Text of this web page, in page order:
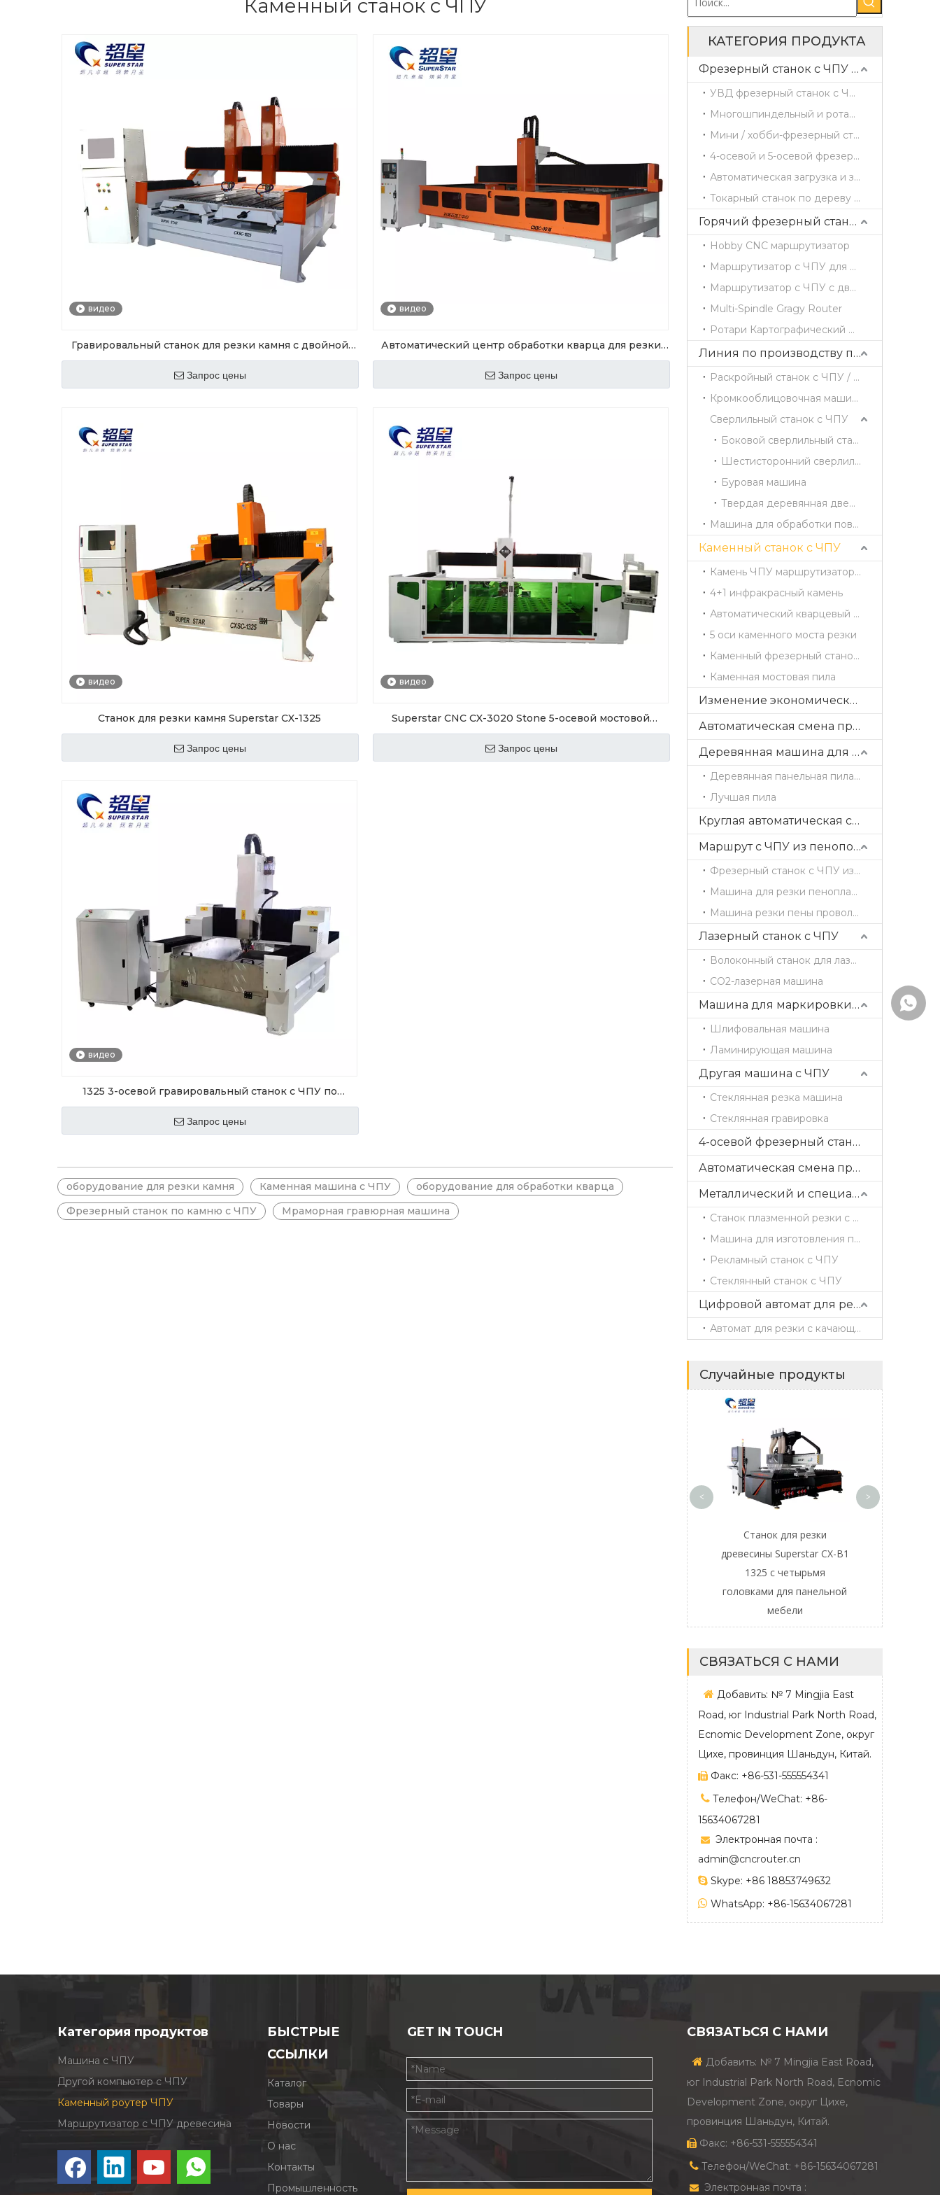
Каменный станок с ЧПУ
видео
Гравировальный станок для резки камня с двойной
головкой Superstar CX- 1325
Запрос цены
видео
Автоматический центр обработки кварца для резки
камня CXSC-3015
Запрос цены
видео
Станок для резки камня Superstar CX-1325
Запрос цены
видео
Superstar CNC CX-3020 Stone 5-осевой мостовой
станок для продажи
Запрос цены
видео
1325 3-осевой гравировальный станок с ЧПУ по
мрамору, кварцевому камню и камню
Запрос цены
оборудование для резки камня Каменная машина с ЧПУ
оборудование для обработки кварца
Фрезерный станок по камню с ЧПУ
Мраморная гравюрная машина
КАТЕГОРИЯ ПРОДУКТА
Фрезерный станок с ЧПУ по дереву
УВД фрезерный станок с ЧПУ
Многошпиндельный и ротационный фрезерный станок с ЧПУ
Мини / хобби-фрезерный станок с ЧПУ
4-осевой и 5-осевой фрезерный станок с ЧПУ
Автоматическая загрузка и загрузка маршрутизатора ЧПУ
Токарный станок по дереву с ЧПУ
Горячий фрезерный станок с ЧПУ
Hobby CNC маршрутизатор
Маршрутизатор с ЧПУ для одиночной головы
Маршрутизатор с ЧПУ с двойной головкой
Multi-Spindle Gragy Router
Ротари Картографический маршрутизатор
Линия по производству панельной мебели
Раскройный станок с ЧПУ / Станок для резки древесины
Кромкооблицовочная машина
Сверлильный станок с ЧПУ
Боковой сверлильный станок
Шестисторонний сверлильный станок
Буровая машина
Твердая деревянная дверь 4 стороны режущая машина
Машина для обработки поверхности
Каменный станок с ЧПУ
Камень ЧПУ маршрутизатор CX1325
4+1 инфракрасный камень
Автоматический кварцевый центр обработки CX3015
5 оси каменного моста резки
Каменный фрезерный станок с ЧПУ
Каменная мостовая пила
Изменение экономических прямых инструментов
Автоматическая смена прямых инструментов
Деревянная машина для резки
Деревянная панельная пила с раздвижным столом
Лучшая пила
Круглая автоматическая смена инструментов
Маршрут с ЧПУ из пенополистирола
Фрезерный станок с ЧПУ из пеноматериала / гравировальный станок
Машина для резки пенопласта с горячей проволокой
Машина резки пены проволоки
Лазерный станок с ЧПУ
Волоконный станок для лазерной резки
CO2-лазерная машина
Машина для маркировки деревянных дверей
Шлифовальная машина
Ламинирующая машина
Другая машина с ЧПУ
Стеклянная резка машина
Стеклянная гравировка
4-осевой фрезерный станок с ЧПУ ATC с поворотной головкой
Автоматическая смена прямых инструментов и пильного полотна
Металлический и специальный станок с ЧПУ
Станок плазменной резки с ЧПУ
Машина для изготовления пресс-форм с ЧПУ
Рекламный станок с ЧПУ
Стеклянный станок с ЧПУ
Цифровой автомат для резки
Автомат для резки с качающимся ножом
Случайные продукты
CX-1325 Линейный станок
для резки древесины с ЧПУ
Станок для резки
древесины Superstar CX-B1
1325 с четырьмя
головками для панельной
мебели
Станок для
сверления
1625 для
< >
СВЯЗАТЬСЯ С НАМИ
 Добавить: № 7 Mingjia East
Road, юг Industrial Park North Road,
Ecnomic Development Zone, округ
Цихе, провинция Шаньдун, Китай.
 Факс: +86-531-555554341
 Телефон/WeChat: +86-
15634067281

Электронная почта :
admin@cncrouter.cn
 Skype: +86 18853749632
 WhatsApp: +86-15634067281
Категория продуктов
Машина с ЧПУ
Другой компьютер с ЧПУ
Каменный роутер ЧПУ
Маршрутизатор с ЧПУ древесина
БЫСТРЫЕ
ССЫЛКИ
Каталог
Товары
Новости
О нас
Контакты
Промышленность
GET IN TOUCH СВЯЗАТЬСЯ С НАМИ
 Добавить: № 7 Mingjia East Road,
юг Industrial Park North Road, Ecnomic
Development Zone, округ Цихе,
провинция Шаньдун, Китай.
 Факс: +86-531-555554341
 Телефон/WeChat: +86-15634067281
 Электронная почта :